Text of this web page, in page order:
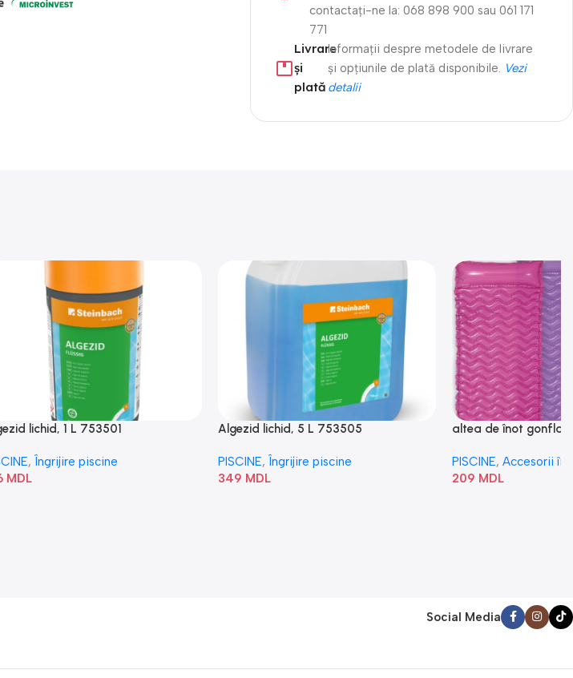
contactați-ne la: 068 898 900 sau 061 171
771
Livrare
și
plată
Informații despre metodele de livrare
și opțiunile de plată disponibile.
Vezi
detalii
lichid, 1 L 753501
, Îngrijire piscine
MDL
Algezid lichid, 5 L 753505
PISCINE, Îngrijire piscine
349 MDL
altea de înot
PISCINE, Accesorii
209 MDL
Social Media